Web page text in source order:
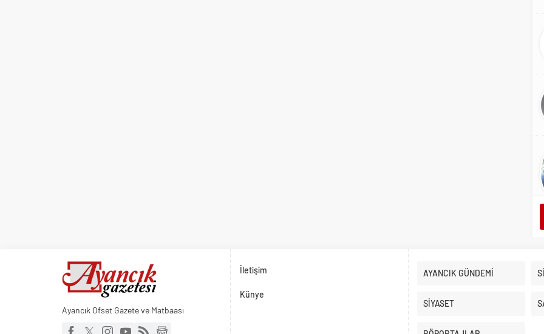
Ayancık Ofset Gazete ve Matbaası
İletişim
Künye
AYANCIK GÜNDEMİ
SİYASET